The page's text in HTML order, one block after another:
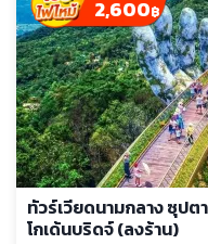
2,600฿
ทัวร์เวียดนามกลาง ซุป
โกเด้นบริดจ์ (ลงร้าน)